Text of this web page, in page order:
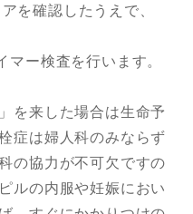
を確認したうえで、
ー検査を行います。
を来した場合は生命予
症は婦人科のみならず
の協力が不可欠ですの
ルの内服や妊娠におい